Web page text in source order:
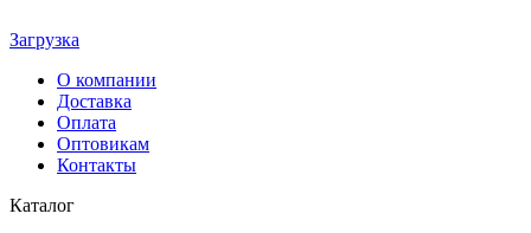
Загрузка
О компании
Доставка
Оплата
Оптовикам
Контакты
Каталог